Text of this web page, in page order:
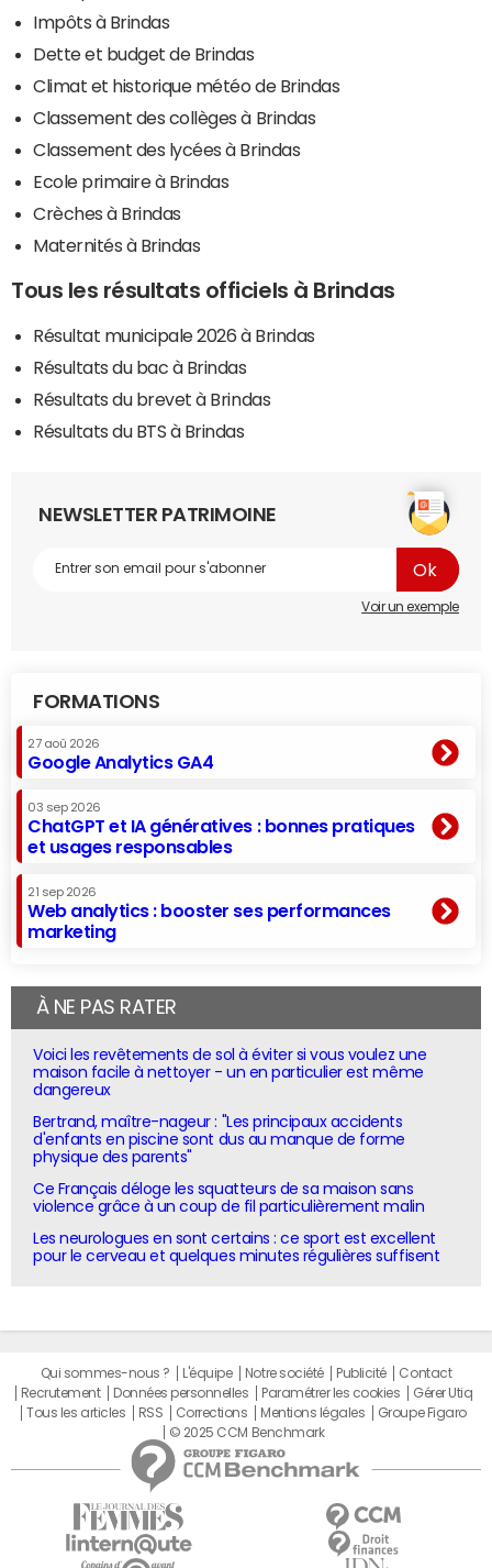
Impôts à Brindas
Dette et budget de Brindas
Climat et historique météo de Brindas
Classement des collèges à Brindas
Classement des lycées à Brindas
Ecole primaire à Brindas
Crèches à Brindas
Maternités à Brindas
Tous les résultats officiels à Brindas
Résultat municipale 2026 à Brindas
Résultats du bac à Brindas
Résultats du brevet à Brindas
Résultats du BTS à Brindas
NEWSLETTER PATRIMOINE
Voir un exemple
FORMATIONS
27 aoû 2026
Google Analytics GA4
03 sep 2026
ChatGPT et IA génératives : bonnes pratiques
et usages responsables
21 sep 2026
Web analytics : booster ses performances
marketing
À NE PAS RATER
Voici les revêtements de sol à éviter si vous voulez une
maison facile à nettoyer - un en particulier est même
dangereux
Bertrand, maître-nageur : "Les principaux accidents
d'enfants en piscine sont dus au manque de forme
physique des parents"
Ce Français déloge les squatteurs de sa maison sans
violence grâce à un coup de fil particulièrement malin
Les neurologues en sont certains : ce sport est excellent
pour le cerveau et quelques minutes régulières suffisent
Qui sommes-nous ? L'équipe Notre société Publicité
Contact
Recrutement
Données personnelles Paramétrer les cookies
Gérer Utiq
Tous les articles
RSS Corrections Mentions légales
Groupe Figaro
© 2025 CCM Benchmark